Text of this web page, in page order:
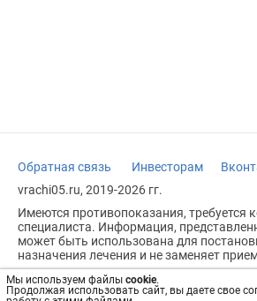
Мы используем файлы cookie.
Продолжая использовать сайт, вы даете свое
Обратная связь Инвесторам
vrachi05.ru, 2019-2026 гг.
Имеются противопоказания, требуется
специалиста. Информация,
может быть использована для
назначения лечения и не заменяет
Возрастное ограничение: 18+